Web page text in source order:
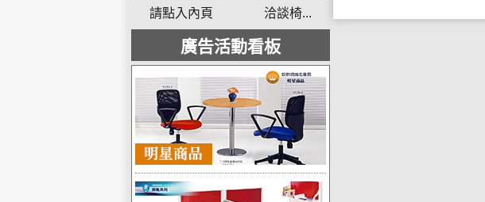
請點入內頁 洽談椅...
廣告活動看板